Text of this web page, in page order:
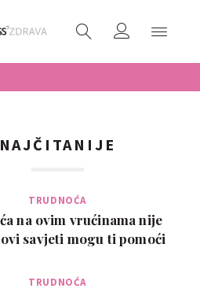
NAJČITANIJE
TRUDNOĆA
na ovim vrućinama nije
savjeti mogu ti pomoći
TRUDNOĆA